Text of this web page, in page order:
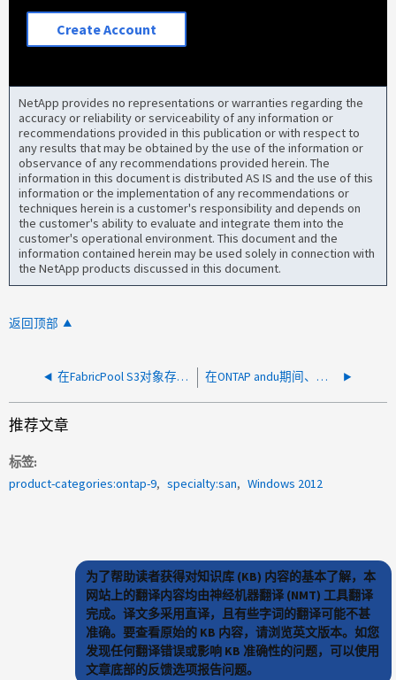
Create Account
NetApp provides no representations or warranties regarding the
accuracy or reliability or serviceability of any information or
recommendations provided in this publication or with respect to
any results that may be obtained by the use of the information or
observance of any recommendations provided herein. The
information in this document is distributed AS IS and the use of this
information or the implementation of any recommendations or
techniques herein is a customer's responsibility and depends on
the customer's ability to evaluate and integrate them into the
customer's operational environment. This document and the
information contained herein may be used solely in connection with
the NetApp products discussed in this document.
返回顶部
在FabricPool S3对象存储不可用期间、Windows SAN主机报告文件系统损坏 在ONTAP andu期间、节点在LOADER处暂停
推荐文章
标签
product-categories:ontap-9
specialty:san Windows 2012
为了帮助读者获得对知识库 (KB) 内容的基本了解，本
网站上的翻译内容均由神经机器翻译 (NMT) 工具翻译
完成。译文多采用直译，且有些字词的翻译可能不甚
准确。要查看原始的 KB 内容，请浏览英文版本。如您
发现任何翻译错误或影响 KB 准确性的问题，可以使用
文章底部的反馈选项报告问题。